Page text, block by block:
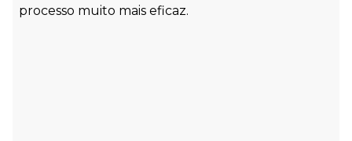
processo muito mais eficaz.